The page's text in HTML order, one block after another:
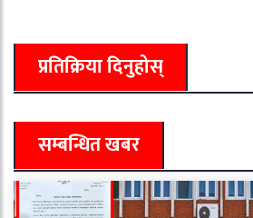
प्रतिक्रिया दिनुहोस्
सम्बन्धित खबर